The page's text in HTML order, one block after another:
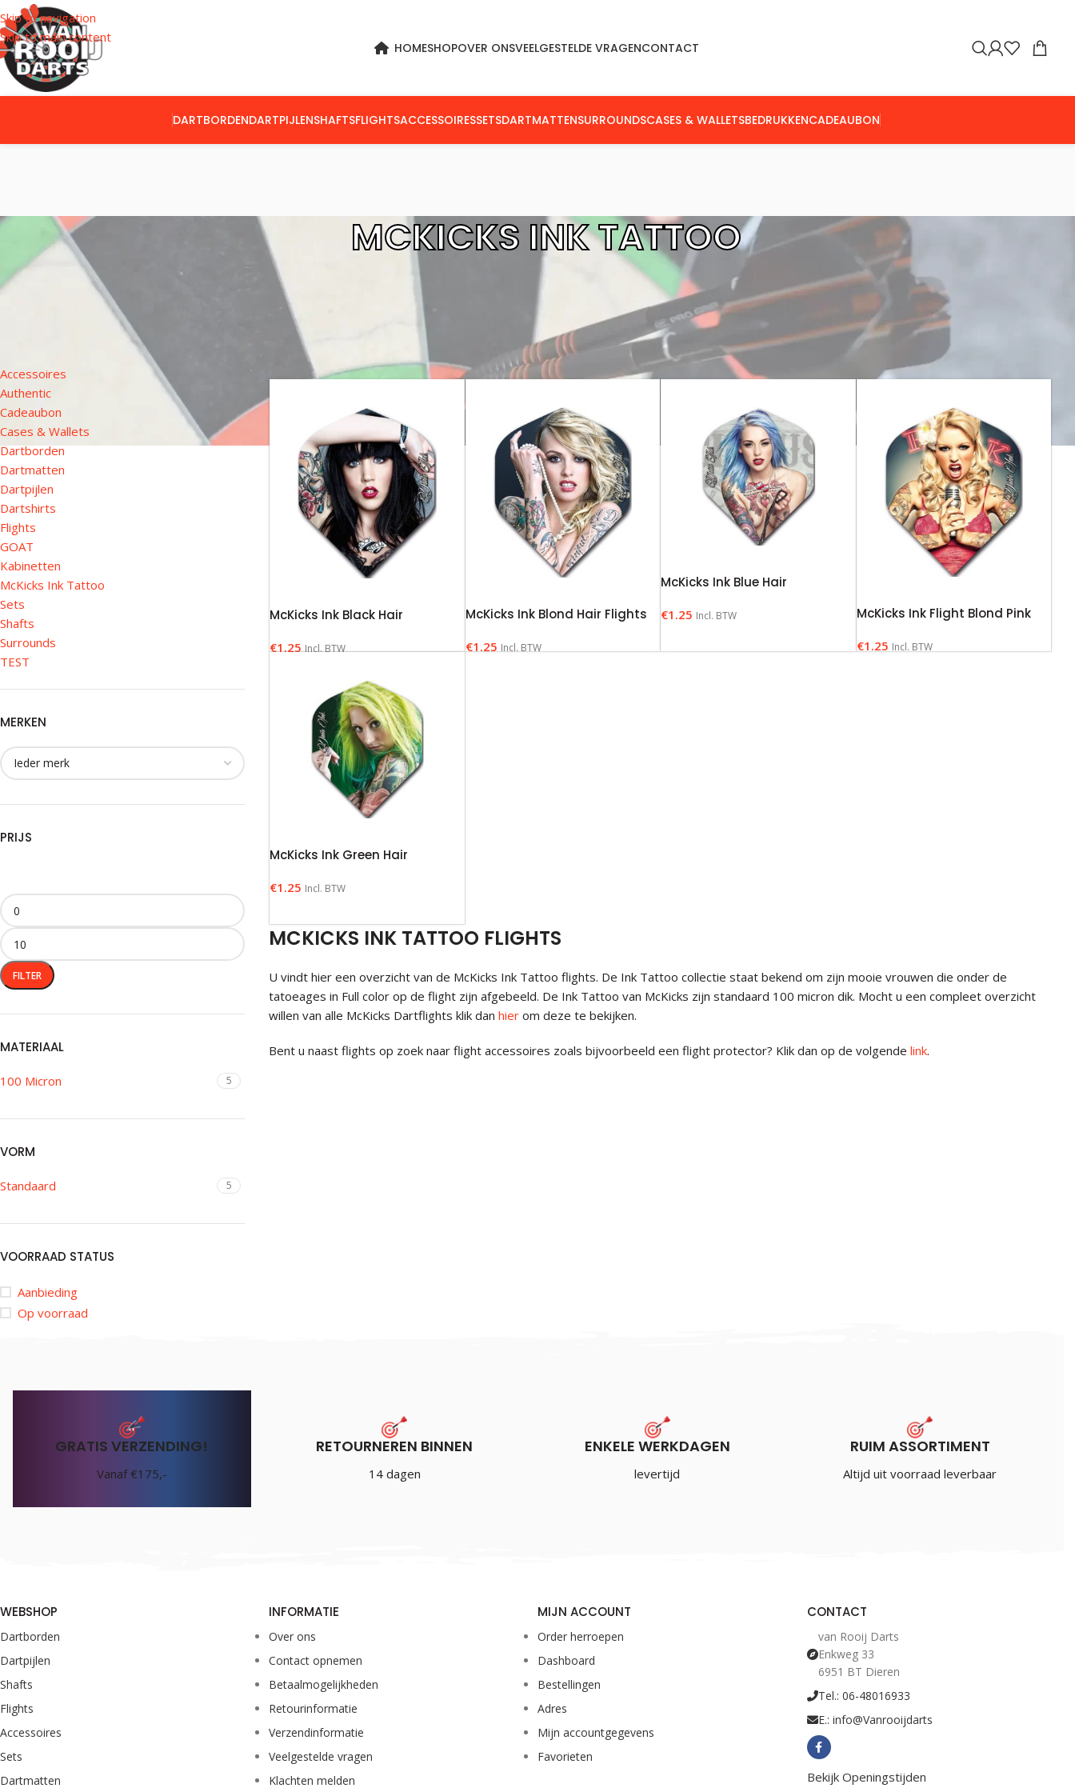
Skip to navigation
Skip to main content
HOMESHOPOVER ONSVEELGESTELDE VRAGENCONTACT
DARTBORDENDARTPIJLENSHAFTSFLIGHTSACCESSOIRESSETSDARTMATTENSURROUNDSCASES & WALLETSBEDRUKKENCADEAUBON
MCKICKS INK TATTOO
Accessoires
Authentic
Cadeaubon
Cases & Wallets
Dartborden
Dartmatten
Dartpijlen
Dartshirts
Flights
GOAT
Kabinetten
McKicks Ink Tattoo
Sets
Shafts
Surrounds
TEST
MERKEN
PRIJS
FILTER
MATERIAAL
100 Micron 5
VORM
Standaard 5
VOORRAAD STATUS
Aanbieding
Op voorraad
Home McKicks Flights McKicks Ink Tattoo Toon 9 24
McKicks Ink Black Hair
€1.25 Incl. BTW
McKicks Ink Blond Hair Flights
€1.25 Incl. BTW
McKicks Ink Blue Hair
€1.25 Incl. BTW McKicks Ink Flight Blond Pink
€1.25 Incl. BTW
McKicks Ink Green Hair
€1.25 Incl. BTW
MCKICKS INK TATTOO FLIGHTS
U vindt hier een overzicht van de McKicks Ink Tattoo flights. De Ink Tattoo collectie staat bekend om zijn mooie vrouwen die onder de
tatoeages in Full color op de flight zijn afgebeeld. De Ink Tattoo van McKicks zijn standaard 100 micron dik. Mocht u een compleet overzicht
willen van alle McKicks Dartflights klik danhier om deze te bekijken.
Bent u naast flights op zoek naar flight accessoires zoals bijvoorbeeld een flight protector? Klik dan op de volgendelink.
GRATIS VERZENDING!
Vanaf €175,-
RETOURNEREN BINNEN
14 dagen
ENKELE WERKDAGEN
levertijd
RUIM ASSORTIMENT
Altijd uit voorraad leverbaar
WEBSHOP
Dartborden
Dartpijlen
Shafts
Flights
Accessoires
Sets
Dartmatten
INFORMATIE
Over ons
Contact opnemen
Betaalmogelijkheden
Retourinformatie
Verzendinformatie
Veelgestelde vragen
Klachten melden
MIJN ACCOUNT
Order herroepen
Dashboard
Bestellingen
Adres
Mijn accountgegevens
Favorieten
CONTACT
van Rooij Darts
Enkweg 33
6951 BT Dieren
Tel.: 06-48016933
E.: info@Vanrooijdarts
Bekijk Openingstijden